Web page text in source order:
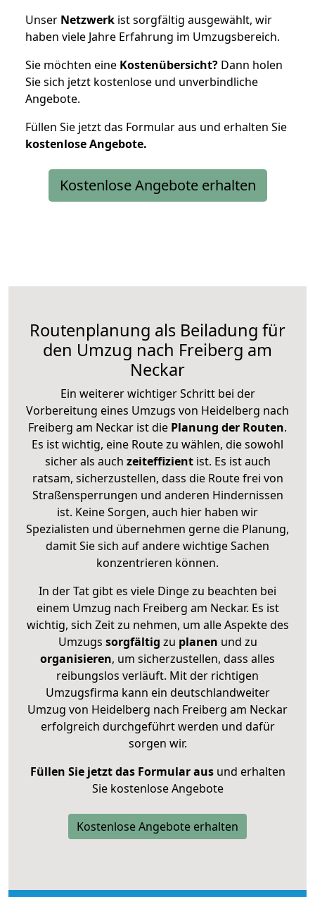
Unser Netzwerk ist sorgfältig ausgewählt, wir
haben viele Jahre Erfahrung im Umzugsbereich.
Sie möchten eine Kostenübersicht? Dann holen
Sie sich jetzt kostenlose und unverbindliche
Angebote.
Füllen Sie jetzt das Formular aus und erhalten Sie
kostenloseAngebote.
Kostenlose Angebote erhalten
Routenplanung als Beiladung für
den Umzug nach Freiberg am
Neckar
Ein weiterer wichtiger Schritt bei der
Vorbereitung eines Umzugs von Heidelberg nach
Freiberg am Neckar ist die Planung der Routen.
Es ist wichtig, eine Route zu wählen, die sowohl
sicher als auch zeiteffizientist. Es ist auch
ratsam, sicherzustellen, dass die Route frei von
Straßensperrungen und anderen Hindernissen
ist. Keine Sorgen, auch hier haben wir
Spezialisten und übernehmen gerne die Planung,
damit Sie sich auf andere wichtige Sachen
konzentrieren können.
In der Tat gibt es viele Dinge zu beachten bei
einem Umzug nach Freiberg am Neckar. Es ist
wichtig, sich Zeit zu nehmen, um alle Aspekte des
Umzugs sorgfältig zu planen und zu
organisieren, um sicherzustellen, dass alles
reibungslos verläuft. Mit der richtigen
Umzugsfirma kann ein deutschlandweiter
Umzug von Heidelberg nach Freiberg am Neckar
erfolgreich durchgeführt werden und dafür
sorgen wir.
Füllen Sie jetzt das Formular ausund erhalten
Sie kostenlose Angebote
Kostenlose Angebote erhalten